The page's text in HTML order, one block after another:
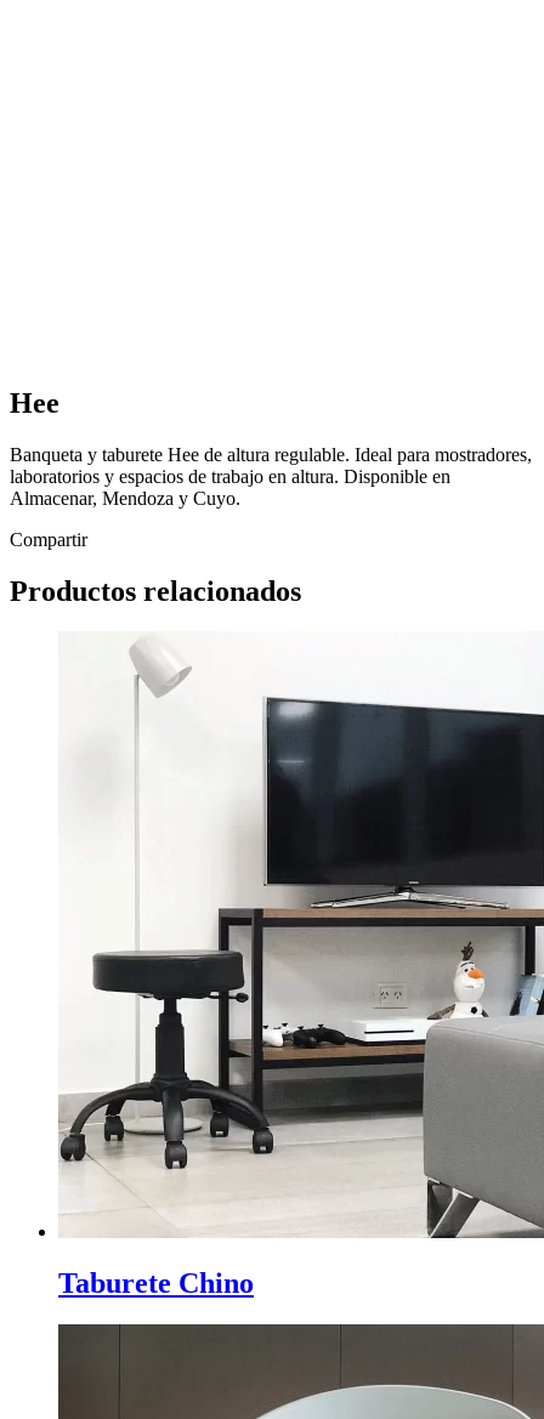
Hee
Banqueta y taburete Hee de altura regulable. Ideal para mostradores,
laboratorios y espacios de trabajo en altura. Disponible en
Almacenar, Mendoza y Cuyo.
Compartir
Productos relacionados
Taburete Chino